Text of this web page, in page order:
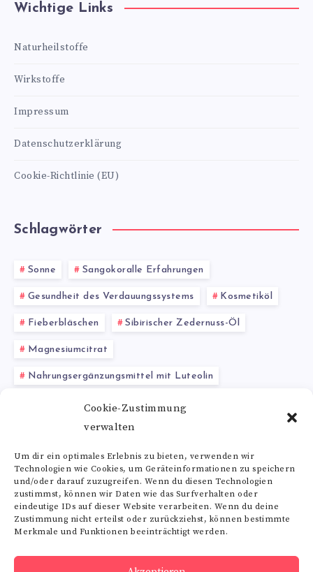
Cookie-Zustimmung
verwalten
Um dir ein optimales Erlebnis zu bieten, verwenden wir
Technologien wie Cookies, um Geräteinformationen zu speichern
und/oder darauf zuzugreifen. Wenn du diesen Technologien
zustimmst, können wir Daten wie das Surfverhalten oder
eindeutige IDs auf dieser Website verarbeiten. Wenn du deine
Zustimmung nicht erteilst oder zurückziehst, können bestimmte
Merkmale und Funktionen beeinträchtigt werden.
Wichtige Links
Naturheilstoffe
Wirkstoffe
Impressum
Datenschutzerklärung
Cookie-Richtlinie (EU)
Schlagwörter
Sonne Sangokoralle Erfahrungen
Gesundheit des Verdauungssystems Kosmetiköl
Fieberbläschen Sibirischer Zedernuss-Öl
Magnesiumcitrat
Nahrungsergänzungsmittel mit Luteolin
Grapefruitkernextrakt
Biotin Lebensmittel
Alle Schlagwörter